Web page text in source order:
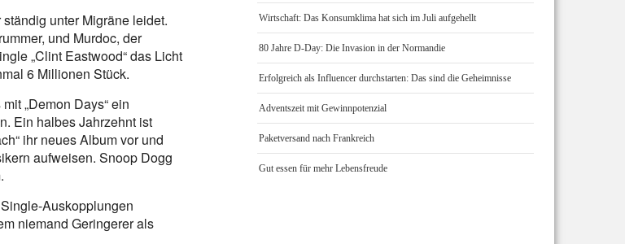
unter Migräne leidet.
und Murdoc, der
„Clint Eastwood“ das Licht
6 Millionen Stück.
„Demon Days“ ein
Ein halbes Jahrzehnt ist
ihr neues Album vor und
aufweisen. Snoop Dogg
Auskopplungen
niemand Geringerer als
Wirtschaft: Das Konsumklima hat sich im Juli aufgehellt
80 Jahre D-Day: Die Invasion in der Normandie
Erfolgreich als Influencer durchstarten: Das sind die Geheimnisse
Adventszeit mit Gewinnpotenzial
Paketversand nach Frankreich
Gut essen für mehr Lebensfreude